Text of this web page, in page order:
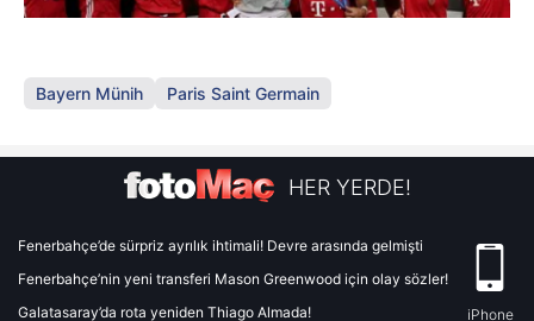
Bayern Münih Paris Saint Germain
HER YERDE!
Fenerbahçe’de sürpriz ayrılık ihtimali! Devre arasında gelmişti
Fenerbahçe’nin yeni transferi Mason Greenwood için olay sözler!
Galatasaray’da rota yeniden Thiago Almada!
iPhone